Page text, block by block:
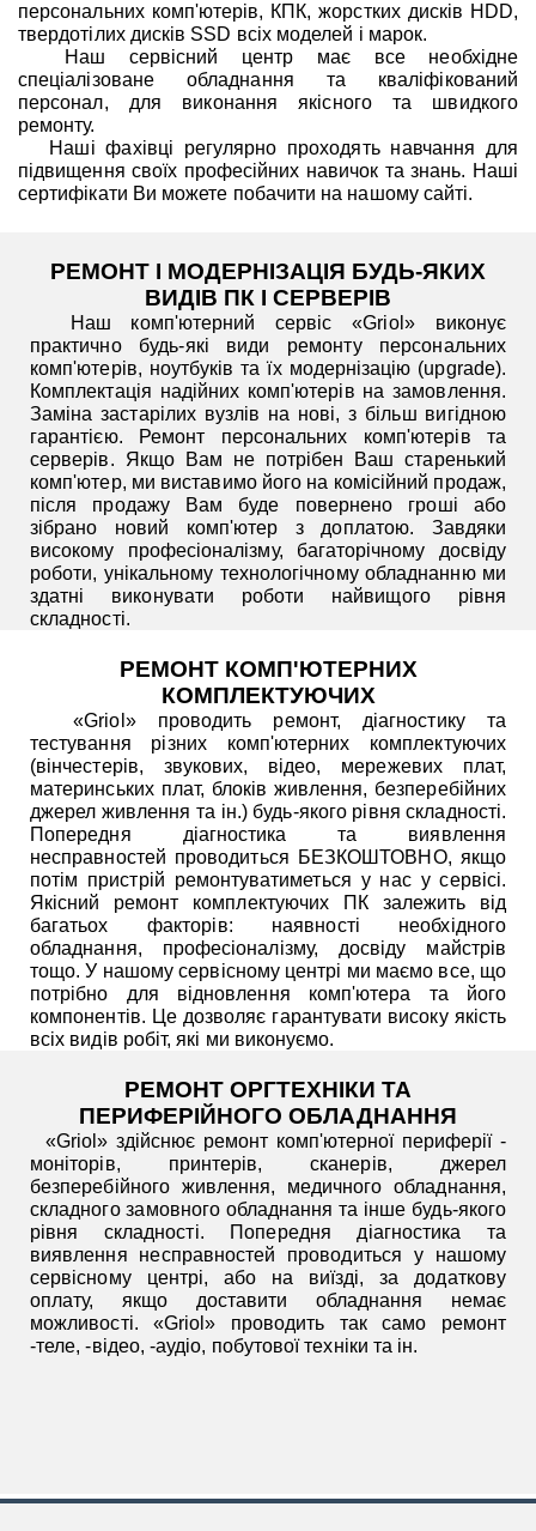
персональних комп'ютерів, КПК, жорстких дисків HDD,
твердотілих дисків SSD всіх моделей і марок.
Наш сервісний центр має все необхідне
спеціалізоване обладнання та кваліфікований
персонал, для виконання якісного та швидкого
ремонту.
Наші фахівці регулярно проходять навчання для
підвищення своїх професійних навичок та знань. Наші
сертифікати Ви можете побачити на нашому сайті.
РЕМОНТ І МОДЕРНІЗАЦІЯ БУДЬ-ЯКИХ
ВИДІВ ПК І СЕРВЕРІВ
Наш комп'ютерний сервіс «Griol» виконує
практично будь-які види ремонту персональних
комп'ютерів, ноутбуків та їх модернізацію (upgrade).
Комплектація надійних комп'ютерів на замовлення.
Заміна застарілих вузлів на нові, з більш вигідною
гарантією. Ремонт персональних комп'ютерів та
серверів. Якщо Вам не потрібен Ваш старенький
комп'ютер, ми виставимо його на комісійний продаж,
після продажу Вам буде повернено гроші або
зібрано новий комп'ютер з доплатою. Завдяки
високому професіоналізму, багаторічному досвіду
роботи, унікальному технологічному обладнанню ми
здатні виконувати роботи найвищого рівня
складності.
РЕМОНТ КОМП'ЮТЕРНИХ
КОМПЛЕКТУЮЧИХ
«Griol» проводить ремонт, діагностику та
тестування різних комп'ютерних комплектуючих
(вінчестерів, звукових, відео, мережевих плат,
материнських плат, блоків живлення, безперебійних
джерел живлення та ін.) будь-якого рівня складності.
Попередня діагностика та виявлення
несправностей проводиться БЕЗКОШТОВНО, якщо
потім пристрій ремонтуватиметься у нас у сервісі.
Якісний ремонт комплектуючих ПК залежить від
багатьох факторів: наявності необхідного
обладнання, професіоналізму, досвіду майстрів
тощо. У нашому сервісному центрі ми маємо все, що
потрібно для відновлення комп'ютера та його
компонентів. Це дозволяє гарантувати високу якість
всіх видів робіт, які ми виконуємо.
РЕМОНТ ОРГТЕХНІКИ ТА
ПЕРИФЕРІЙНОГО ОБЛАДНАННЯ
«Griol» здійснює ремонт комп'ютерної периферії -
моніторів, принтерів, сканерів, джерел
безперебійного живлення, медичного обладнання,
складного замовного обладнання та інше будь-якого
рівня складності. Попередня діагностика та
виявлення несправностей проводиться у нашому
сервісному центрі, або на виїзді, за додаткову
оплату, якщо доставити обладнання немає
можливості. «Griol» проводить так само ремонт
-теле, -відео, -аудіо, побутової техніки та ін.